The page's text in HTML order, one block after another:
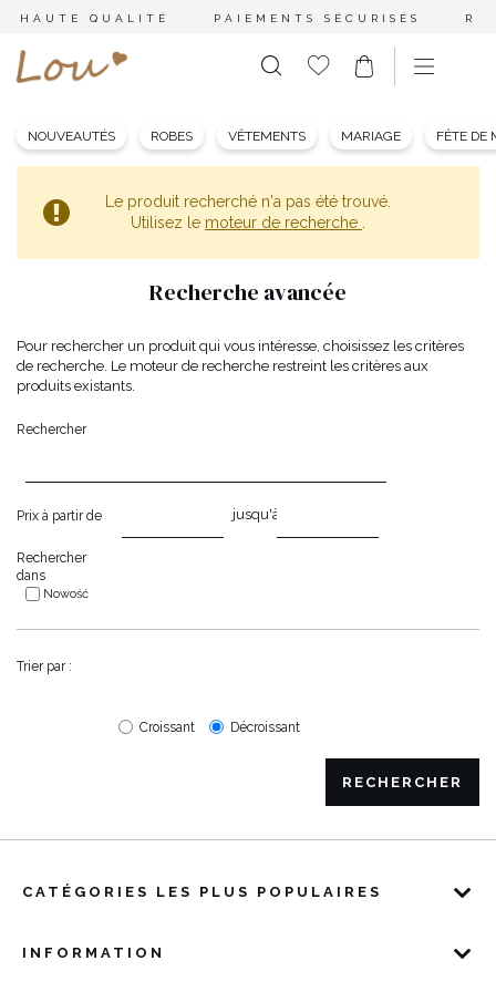
HAUTE QUALITÉ PAIEMENTS SÉCURISÉS
NOUVEAUTÉS ROBES VÊTEMENTS MARIAGE FÊTE DE
Le produit recherché n'a pas été trouvé.
Utilisez le moteur de recherche
Recherche avancée
Pour rechercher un produit qui vous intéresse, choisissez les critères
de recherche. Le moteur de recherche restreint les critères aux
produits existants.
Rechercher
Prix à partir de jusqu'à
Rechercher
dans
Nowość
Trier par :
Croissant Décroissant
RECHERCHER
CATÉGORIES LES PLUS POPULAIRES
INFORMATION